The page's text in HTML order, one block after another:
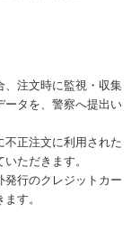
注文時に監視・収集
ータを、警察へ提出い
正注文に利用された
ただきます。
行のクレジットカー
す。